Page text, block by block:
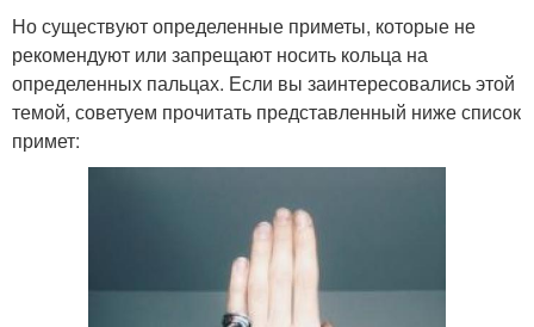
Но существуют определенные приметы, которые не
рекомендуют или запрещают носить кольца на
определенных пальцах. Если вы заинтересовались этой
темой, советуем прочитать представленный ниже список
примет: